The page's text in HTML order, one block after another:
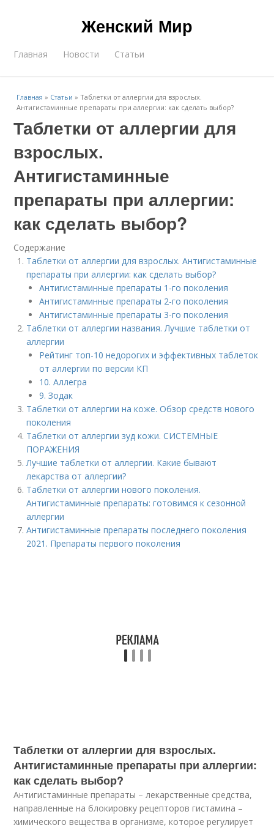
Женский Мир
Главная Новости Статьи
Главная » Статьи »Таблетки от аллергии для взрослых.
Антигистаминные препараты при аллергии: как сделать выбор?
Таблетки от аллергии для
взрослых.
Антигистаминные
препараты при аллергии:
как сделать выбор?
Содержание
Таблетки от аллергии для взрослых. Антигистаминные
препараты при аллергии: как сделать выбор?
Антигистаминные препараты 1-го поколения
Антигистаминные препараты 2-го поколения
Антигистаминные препараты 3-го поколения
Таблетки от аллергии названия. Лучшие таблетки от
аллергии
Рейтинг топ-10 недорогих и эффективных таблеток
от аллергии по версии КП
10. Аллегра
9. Зодак
Таблетки от аллергии на коже. Обзор средств нового
поколения
Таблетки от аллергии зуд кожи. СИСТЕМНЫЕ
ПОРАЖЕНИЯ
Лучшие таблетки от аллергии. Какие бывают
лекарства от аллергии?
Таблетки от аллергии нового поколения.
Антигистаминные препараты: готовимся к сезонной
аллергии
Антигистаминные препараты последнего поколения
2021. Препараты первого поколения
Таблетки от аллергии для взрослых.
Антигистаминные препараты при аллергии:
как сделать выбор?
Антигистаминные препараты – лекарственные средства,
направленные на блокировку рецепторов гистамина –
химического вещества в организме, которое регулирует